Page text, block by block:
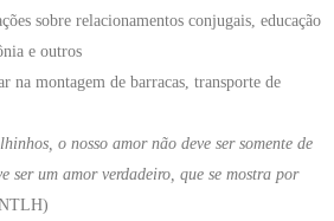
sobre relacionamentos conjugais, educação
e outros
na montagem de barracas, transporte de
o nosso amor não deve ser somente de
ser um amor verdadeiro, que se mostra por